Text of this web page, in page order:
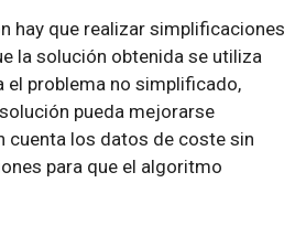
hay que realizar simplificaciones
la solución obtenida se utiliza
el problema no simplificado,
pueda mejorarse
cuenta los datos de coste sin
para que el algoritmo